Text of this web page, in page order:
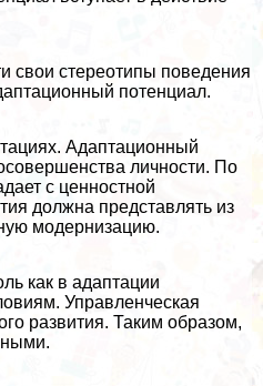
свои стереотипы поведения
потенциал.
Адаптационный
личности. По
с ценностной
должна представлять из
модернизацию.
как в адаптации
Управленческая
развития. Таким образом,